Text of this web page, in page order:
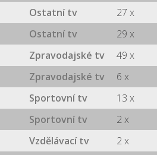
Ostatní tv
27 x
Ostatní tv
29 x
Zpravodajské tv
49 x
Zpravodajské tv
6 x
Sportovní tv
13 x
Sportovní tv
2 x
Vzdělávací tv
2 x